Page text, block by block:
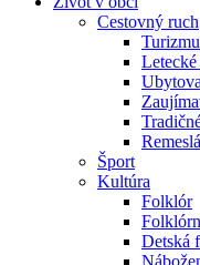
Cestovný ruch
Letecké
Šport
Kultúra
Folklór
Detská